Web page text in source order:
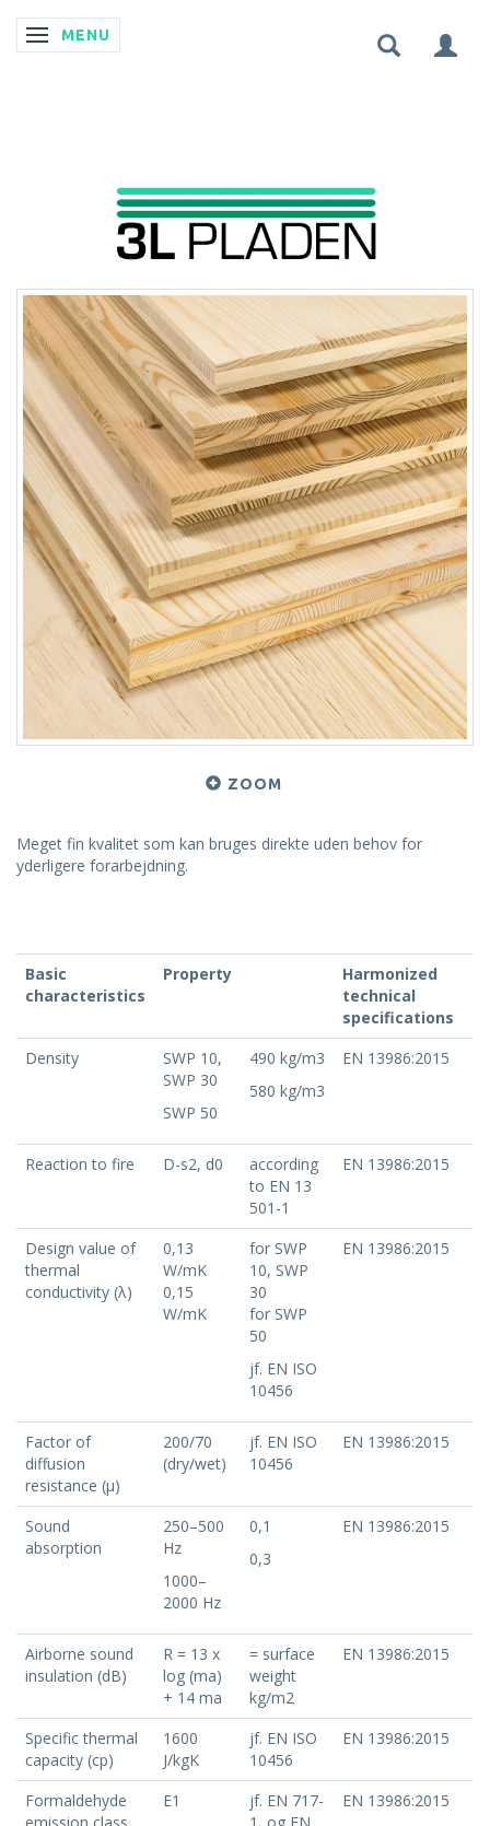
SKIFTE NAVIGATION
MENU
ZOOM
Meget fin kvalitet som kan bruges direkte uden behov for
yderligere forarbejdning.
Basic
characteristics
Property
Harmonized
technical
specifications
Density
SWP 10,
SWP 30
SWP 50
490 kg/m3
580 kg/m3
EN 13986:2015
Reaction to fire D-s2, d0
according
to EN 13
501-1
EN 13986:2015
Design value of
thermal
conductivity (λ)
0,13
W/mK
0,15
W/mK
for SWP
10, SWP
30
for SWP
50
jf. EN ISO
10456
EN 13986:2015
Factor of
diffusion
resistance (μ)
200/70
(dry/wet)
jf. EN ISO
10456
EN 13986:2015
Sound
absorption
250–500
Hz
1000–
2000 Hz
0,1
0,3
EN 13986:2015
Airborne sound
insulation (dB)
R = 13 x
log (ma)
+ 14 ma
= surface
weight
kg/m2
EN 13986:2015
Specific thermal
capacity (cp)
1600
J/kgK
jf. EN ISO
10456
EN 13986:2015
Formaldehyde
E1
jf. EN 717-
EN 13986:2015